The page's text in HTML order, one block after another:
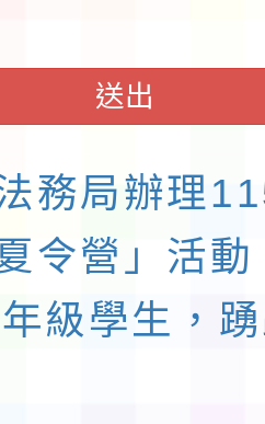
送出
務局辦理
令營」活
級學生，